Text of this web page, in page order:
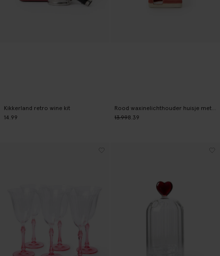
Kikkerland retro wine kit
14.99
Rood waxinelichthouder huisje met klokgevel
13.998.39